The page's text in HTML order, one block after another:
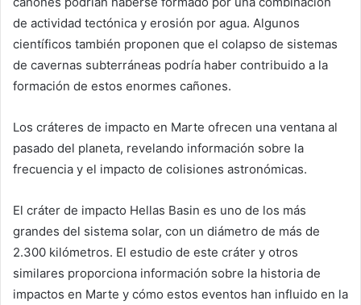
de actividad tectónica y erosión por agua. Algunos
científicos también proponen que el colapso de sistemas
de cavernas subterráneas podría haber contribuido a la
formación de estos enormes cañones.
Los cráteres de impacto en Marte ofrecen una ventana al
pasado del planeta, revelando información sobre la
frecuencia y el impacto de colisiones astronómicas.
El cráter de impacto Hellas Basin es uno de los más
grandes del sistema solar, con un diámetro de más de
2.300 kilómetros. El estudio de este cráter y otros
similares proporciona información sobre la historia de
impactos en Marte y cómo estos eventos han influido en la